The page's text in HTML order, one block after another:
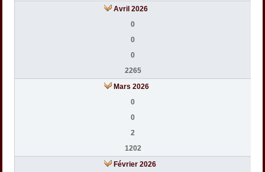
Avril 2026
0
0
0
2265
Mars 2026
0
0
2
1202
Février 2026